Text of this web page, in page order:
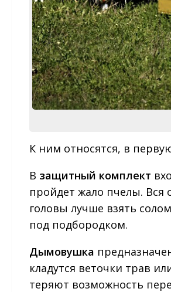
К ним относятся, в
В защитный комплект
пройдет жало пчелы. Вся
головы лучше взять
под подбородком.
Дымовушка
кладутся веточки трав
теряют возможность